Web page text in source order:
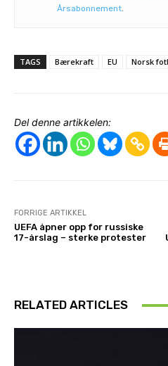
Årsabonnement.
TAGS Bærekraft EU Norsk
Del denne artikkelen:
FORRIGE ARTIKKEL
UEFA åpner opp for russiske
17-årslag – sterke protester
RELATED ARTICLES